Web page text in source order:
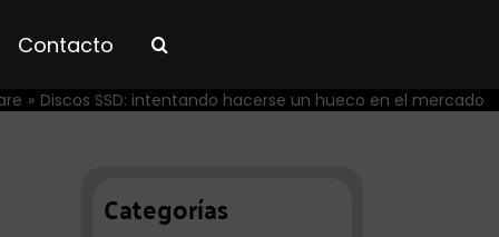
Contacto
Discos SSD: intentando hacerse un hueco en el mercado
Categorías